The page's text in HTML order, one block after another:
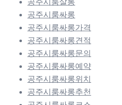
공주시룸싸롱
공주시룸싸롱가격
공주시룸싸롱견적
공주시룸싸롱문의
공주시룸싸롱예약
공주시룸싸롱위치
공주시룸싸롱추천